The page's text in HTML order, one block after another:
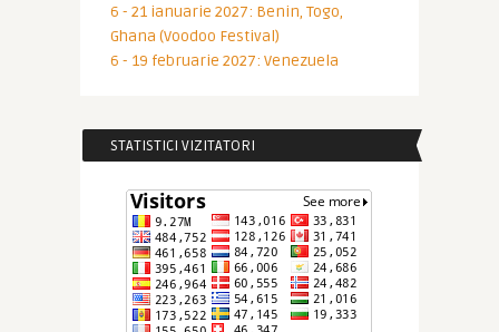
6 - 21 ianuarie 2027: Benin, Togo,
Ghana (Voodoo Festival)
6 - 19 februarie 2027: Venezuela
STATISTICI VIZITATORI